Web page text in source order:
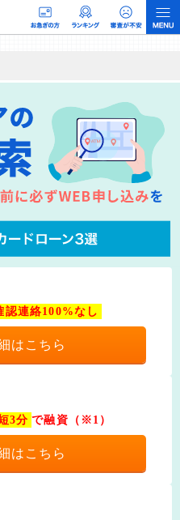
いう収益モデルです。 ただし、特定の
部の調査／ユーザーへの口コミ収集な
っています。
認連絡100%なし
はこちら
3分 で融資（※1）
はこちら